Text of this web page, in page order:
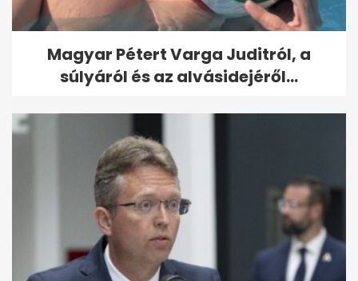
Magyar Pétert Varga Juditról, a
súlyáról és az alvásidejéről...